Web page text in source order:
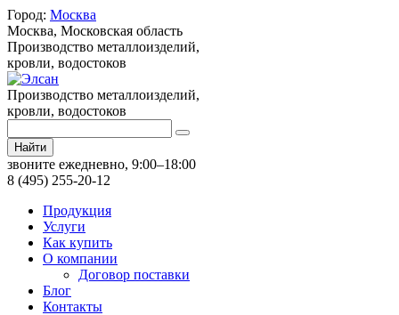
Город: Москва
Москва, Московская область
Производство металлоизделий,
кровли, водостоков
Производство металлоизделий,
кровли, водостоков
Найти
звоните ежедневно, 9:00–18:00
8 (495) 255-20-12
Продукция
Услуги
Как купить
О компании
Договор поставки
Блог
Контакты